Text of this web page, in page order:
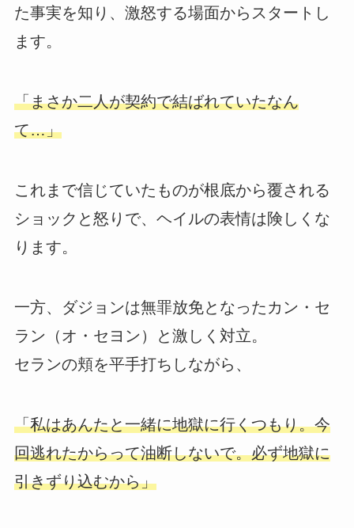
た事実を知り、激怒する場面からスタートし
ます。
「まさか二人が契約で結ばれていたなん
て…」
これまで信じていたものが根底から覆される
ショックと怒りで、ヘイルの表情は険しくな
ります。
一方、ダジョンは無罪放免となったカン・セ
ラン（オ・セヨン）と激しく対立。
セランの頬を平手打ちしながら、
「私はあんたと一緒に地獄に行くつもり。今
回逃れたからって油断しないで。必ず地獄に
引きずり込むから」